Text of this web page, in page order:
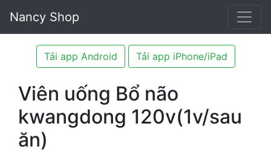
Nancy Shop
Tải app Android Tải app iPhone/iPad
Viên uống Bổ não
kwangdong 120v(1v/sau
ăn)